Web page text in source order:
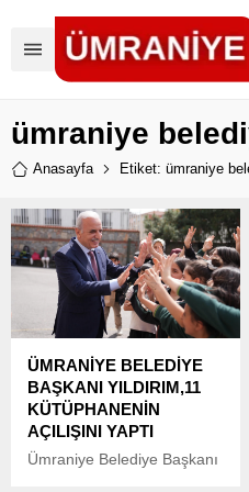
ümraniye
Anasayfa Etiket: ümraniye
ÜMRANİYE BELEDİYE
BAŞKANI YILDIRIM,11
KÜTÜPHANENİN
AÇILIŞINI YAPTI
Ümraniye Belediye Başkanı